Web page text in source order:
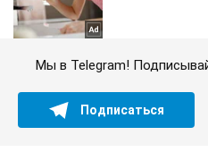
Мы в Telegram!
Подписаться